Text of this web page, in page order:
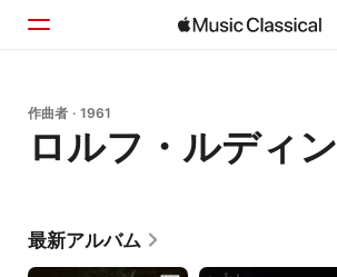
ホーム
見つける
作曲者 · 1961
ロルフ・ルディン
最新アルバム